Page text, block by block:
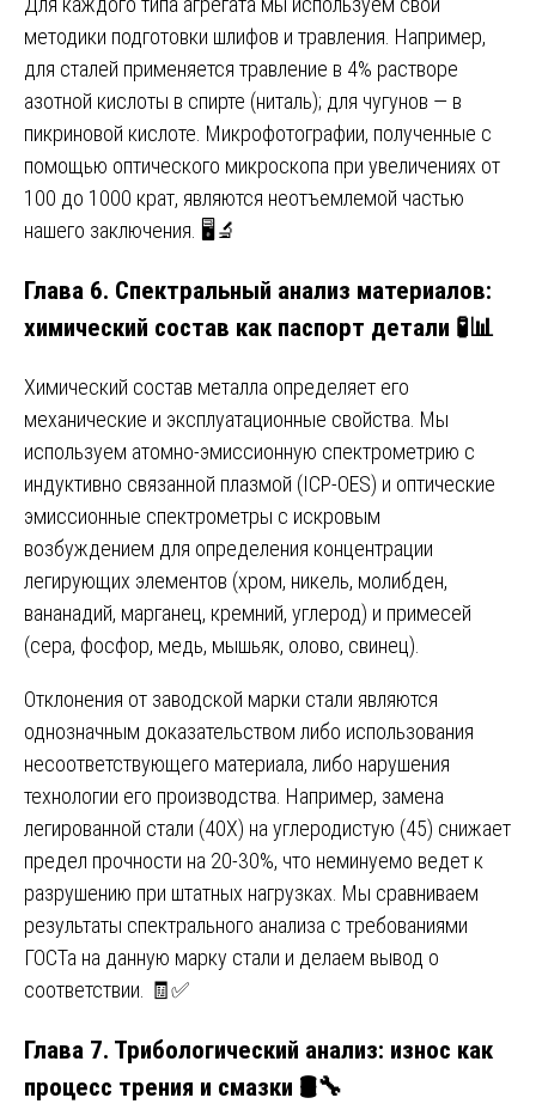
методики подготовки шлифов и травления. Например,
для сталей применяется травление в 4% растворе
азотной кислоты в спирте (ниталь); для чугунов — в
пикриновой кислоте. Микрофотографии, полученные с
помощью оптического микроскопа при увеличениях от
100 до 1000 крат, являются неотъемлемой частью
нашего заключения. 🖥️🔬
Глава 6. Спектральный анализ материалов:
химический состав как паспорт детали 🧪📊
Химический состав металла определяет его
механические и эксплуатационные свойства. Мы
используем атомно-эмиссионную спектрометрию с
индуктивно связанной плазмой (ICP-OES) и оптические
эмиссионные спектрометры с искровым
возбуждением для определения концентрации
легирующих элементов (хром, никель, молибден,
вананадий, марганец, кремний, углерод) и примесей
(сера, фосфор, медь, мышьяк, олово, свинец).
Отклонения от заводской марки стали являются
однозначным доказательством либо использования
несоответствующего материала, либо нарушения
технологии его производства. Например, замена
легированной стали (40Х) на углеродистую (45) снижает
предел прочности на 20-30%, что неминуемо ведет к
разрушению при штатных нагрузках. Мы сравниваем
результаты спектрального анализа с требованиями
ГОСТа на данную марку стали и делаем вывод о
соответствии. 🧾✅
Глава 7. Трибологический анализ: износ как
процесс трения и смазки 🛢️🔧